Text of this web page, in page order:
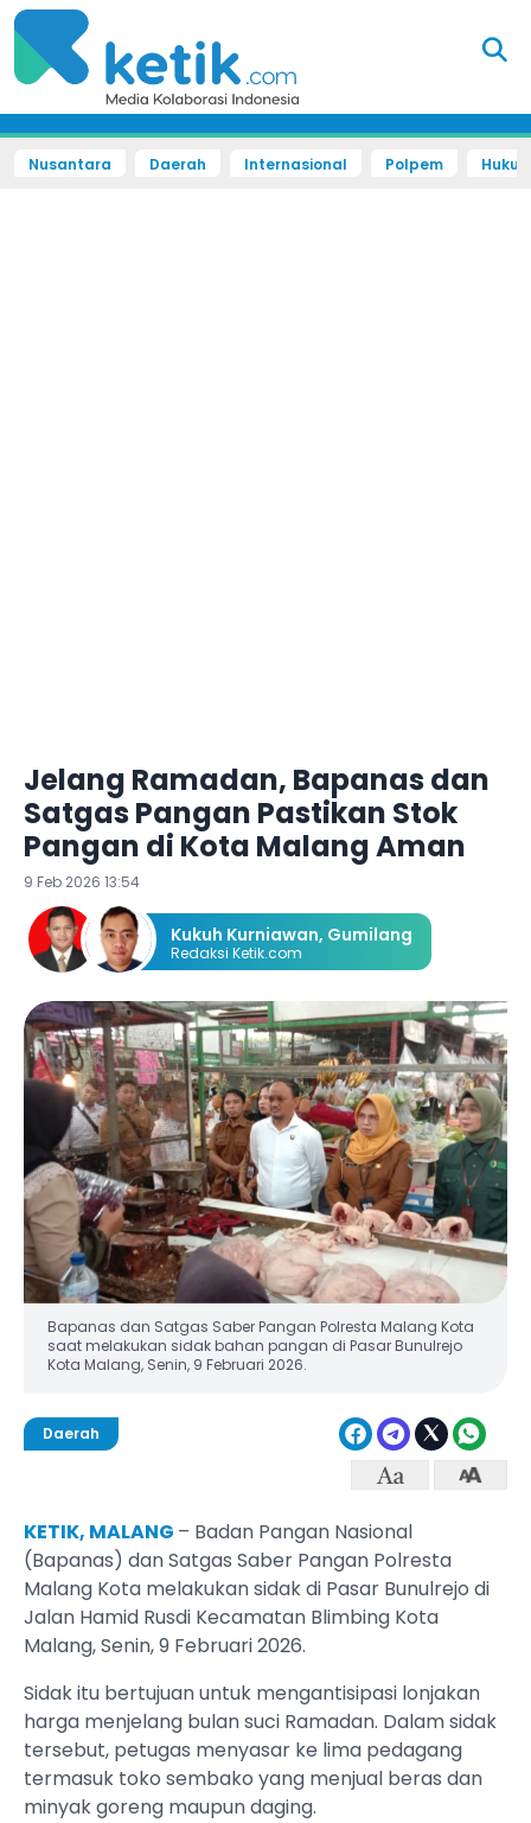
Nusantara Daerah Internasional Polpem
Jelang Ramadan, Bapanas dan
Satgas Pangan Pastikan Stok
Pangan di Kota Malang Aman
9 Feb 2026 13:54
Kukuh Kurniawan, Gumilang
Redaksi Ketik.com
Bapanas dan Satgas Saber Pangan Polresta Malang Kota
saat melakukan sidak bahan pangan di Pasar Bunulrejo
Kota Malang, Senin, 9 Februari 2026.
Daerah
KETIK, MALANG – Badan Pangan Nasional
(Bapanas) dan Satgas Saber Pangan Polresta
Malang Kota melakukan sidak di Pasar Bunulrejo di
Jalan Hamid Rusdi Kecamatan Blimbing Kota
Malang, Senin, 9 Februari 2026.
Sidak itu bertujuan untuk mengantisipasi lonjakan
harga menjelang bulan suci Ramadan. Dalam sidak
tersebut, petugas menyasar ke lima pedagang
termasuk toko sembako yang menjual beras dan
minyak goreng maupun daging.